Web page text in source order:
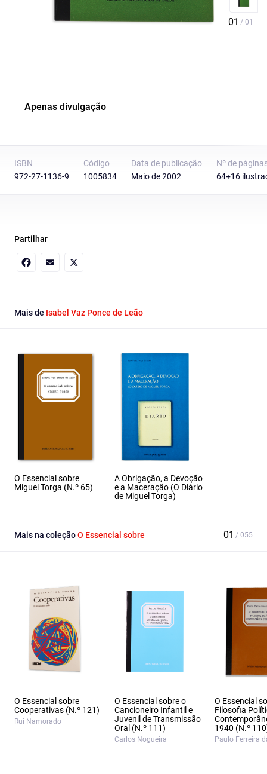
Apenas divulgação
ISBN
972-27-1136-9
Código
1005834
Data de publicação
Maio de 2002
Nº de
64+16
Partilhar
Mais de Isabel Vaz Ponce de Leão
O Essencial sobre
Miguel Torga (N.º 65)
A Obrigação, a Devoção
e a Maceração (O Diário
de Miguel Torga)
Mais na coleçãoO Essencial sobre
O Essencial sobre
Cooperativas (N.º 121)
Rui Namorado
O Essencial sobre o
Cancioneiro Infantil e
Juvenil de Transmissão
Oral (N.º 111)
Carlos Nogueira
O Essencial
Filosofia
1940 (N.º
Paulo Ferreira